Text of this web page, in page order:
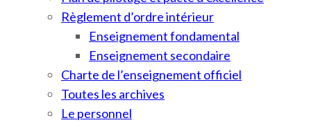
Règlement d’ordre intérieur
Enseignement fondamental
Enseignement secondaire
Charte de l’enseignement officiel
Toutes les archives
Le personnel